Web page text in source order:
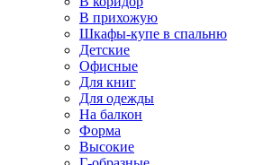
В прихожую
Шкафы-купе в спальню
Детские
Офисные
Для книг
Для одежды
На балкон
Форма
Высокие